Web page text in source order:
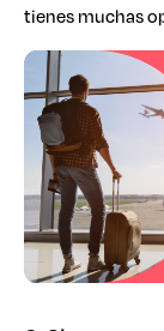
tienes muchas